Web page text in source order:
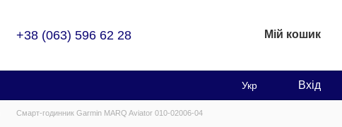
+38 (063) 596 62 28 Мій кошик
Укр Вхід
Смарт-годинник Garmin MARQ Aviator 010-02006-04